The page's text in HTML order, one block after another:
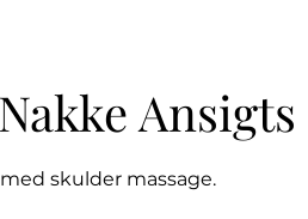
skulder massage.